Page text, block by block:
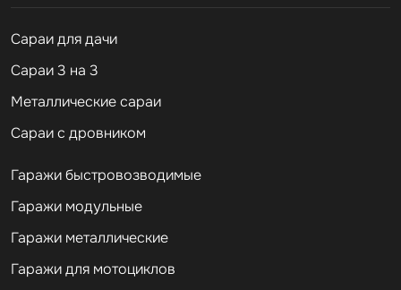
Cараи для дачи
Сараи 3 на 3
Металлические сараи
Сараи с дровником
Гаражи быстровозводимые
Гаражи модульные
Гаражи металлические
Гаражи для мотоциклов